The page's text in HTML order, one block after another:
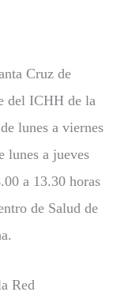
Cruz de
del ICHH de la
lunes a viernes
lunes a jueves
a 13.30 horas
de Salud de
Red